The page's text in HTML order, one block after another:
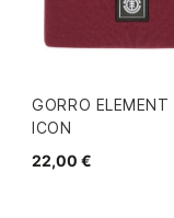
GORRO ELEMENT
ICON
22,00 €